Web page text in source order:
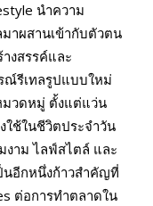
นำความ
าผสานเข้ากับตัวตน
งสรรค์และ
ณ์รีเทลรูปแบบใหม่
วดหมู่ ตั้งแต่แว่น
ใช้ในชีวิตประจำวัน
าม ไลฟ์สไตล์ และ
นอีกหนึ่งก้าวสำคัญที่
ต่อการทำตลาดใน